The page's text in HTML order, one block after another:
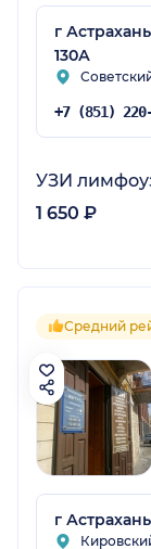
г
130А
УЗИ
1 650 ₽
Средний
г